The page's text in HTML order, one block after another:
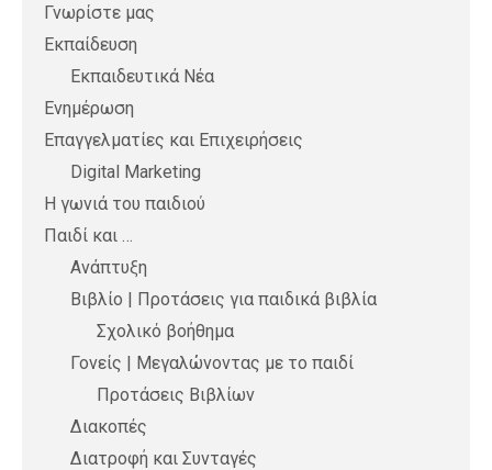
Γνωρίστε μας
Εκπαίδευση
Εκπαιδευτικά Νέα
Ενημέρωση
Επαγγελματίες και Επιχειρήσεις
Digital Marketing
Η γωνιά του παιδιού
Παιδί και …
Ανάπτυξη
Βιβλίο | Προτάσεις για παιδικά βιβλία
Σχολικό βοήθημα
Γονείς | Μεγαλώνοντας με το παιδί
Προτάσεις Βιβλίων
Διακοπές
Διατροφή και Συνταγές